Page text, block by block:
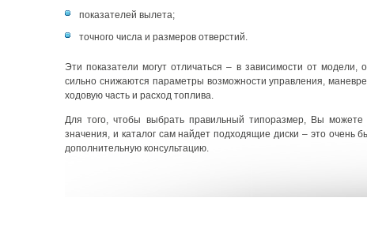
показателей вылета;
точного числа и размеров отверстий.
Эти показатели могут отличаться – в зависимости от модели,
сильно снижаются параметры возможности управления,
ходовую часть и расход топлива.
Для того, чтобы выбрать правильный типоразмер, Вы можете
значения, и каталог сам найдет подходящие диски – это
дополнительную консультацию.